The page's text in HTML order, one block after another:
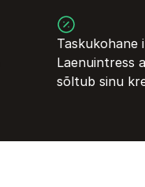
Taskukohane
Laenuintress
sõltub sinu